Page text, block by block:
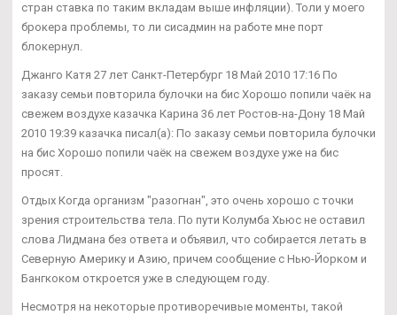
стран ставка по таким вкладам выше инфляции). Толи у моего
брокера проблемы, то ли сисадмин на работе мне порт
блокернул.
Джанго Катя 27 лет Санкт-Петербург 18 Май 2010 17:16 По
заказу семьи повторила булочки на бис Хорошо попили чаёк на
свежем воздухе казачка Карина 36 лет Ростов-на-Дону 18 Май
2010 19:39 казачка писал(а): По заказу семьи повторила булочки
на бис Хорошо попили чаёк на свежем воздухе уже на бис
просят.
Отдых Когда организм "разогнан", это очень хорошо с точки
зрения строительства тела. По пути Колумба Хьюс не оставил
слова Лидмана без ответа и объявил, что собирается летать в
Северную Америку и Азию, причем сообщение с Нью-Йорком и
Бангкоком откроется уже в следующем году.
Несмотря на некоторые противоречивые моменты, такой